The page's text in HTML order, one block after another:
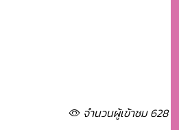
จำนวนผู้เข้าชม 628